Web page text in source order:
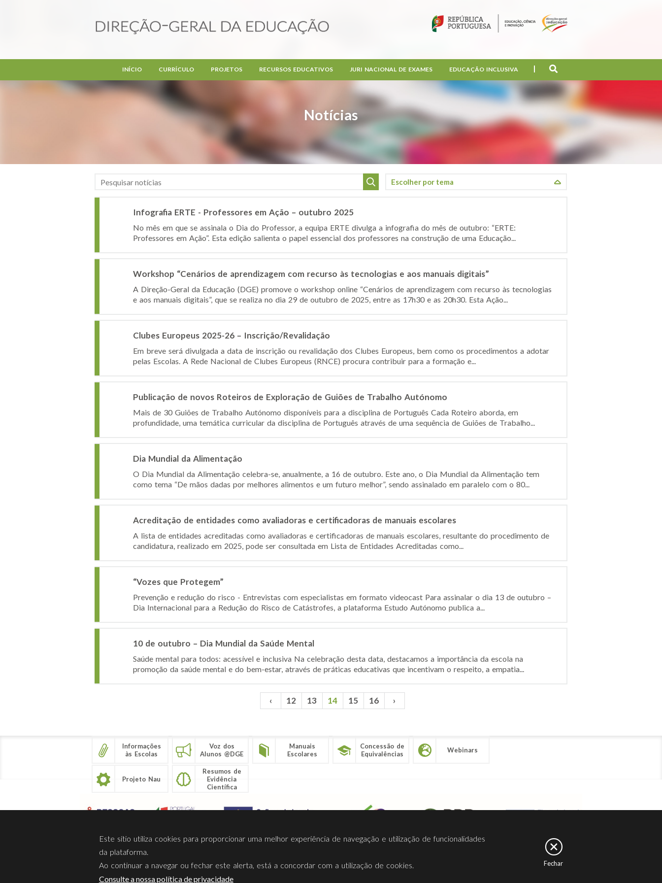
Notícias
INÍCIO CURRÍCULO PROJETOS RECURSOS EDUCATIVOS JURI NACIONAL DE EXAMES EDUCAÇÃO INCLUSIVA
Infografia ERTE - Professores em Ação – outubro 2025
No mês em que se assinala o Dia do Professor, a equipa ERTE divulga a infografia do mês de outubro: “ERTE:
Professores em Ação”. Esta edição salienta o papel essencial dos professores na construção de uma Educação...
Workshop “Cenários de aprendizagem com recurso às tecnologias e aos manuais digitais”
A Direção-Geral da Educação (DGE) promove o workshop online “Cenários de aprendizagem com recurso às tecnologias
e aos manuais digitais”, que se realiza no dia 29 de outubro de 2025, entre as 17h30 e as 20h30. Esta Ação...
Clubes Europeus 2025-26 – Inscrição/Revalidação
Em breve será divulgada a data de inscrição ou revalidação dos Clubes Europeus, bem como os procedimentos a adotar
pelas Escolas. A Rede Nacional de Clubes Europeus (RNCE) procura contribuir para a formação e...
Publicação de novos Roteiros de Exploração de Guiões de Trabalho Autónomo
Mais de 30 Guiões de Trabalho Autónomo disponíveis para a disciplina de Português Cada Roteiro aborda, em
profundidade, uma temática curricular da disciplina de Português através de uma sequência de Guiões de Trabalho...
Dia Mundial da Alimentação
O Dia Mundial da Alimentação celebra-se, anualmente, a 16 de outubro. Este ano, o Dia Mundial da Alimentação tem
como tema “De mãos dadas por melhores alimentos e um futuro melhor”, sendo assinalado em paralelo com o 80...
Acreditação de entidades como avaliadoras e certificadoras de manuais escolares
A lista de entidades acreditadas como avaliadoras e certificadoras de manuais escolares, resultante do procedimento de
candidatura, realizado em 2025, pode ser consultada em Lista de Entidades Acreditadas como...
“Vozes que Protegem”
Prevenção e redução do risco - Entrevistas com especialistas em formato videocast Para assinalar o dia 13 de outubro –
Dia Internacional para a Redução do Risco de Catástrofes, a plataforma Estudo Autónomo publica a...
10 de outubro – Dia Mundial da Saúde Mental
Saúde mental para todos: acessível e inclusiva Na celebração desta data, destacamos a importância da escola na
promoção da saúde mental e do bem-estar, através de práticas educativas que incentivam o respeito, a empatia...
‹ 12 13 14 15 16 ›
Informações
às Escolas
Voz dos
Alunos @DGE
Manuais
Escolares
Concessão de
Equivalências
Webinars
Projeto Nau
Resumos de
Evidência
Científica
Sobre Nós Privacidade Termos Utilização Contactos Ligações Facebook
Este sítio utiliza cookies para proporcionar uma melhor experiência de navegação e utilização de funcionalidades
da plataforma.
Ao continuar a navegar ou fechar este alerta, está a concordar com a utilização de cookies.
Consulte a nossa política de privacidade
Fechar